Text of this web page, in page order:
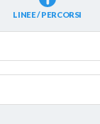
LINEE / PERCORSI